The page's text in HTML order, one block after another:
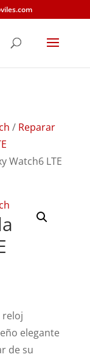
/ Reparar
Watch6 LTE
reloj
elegante
de su